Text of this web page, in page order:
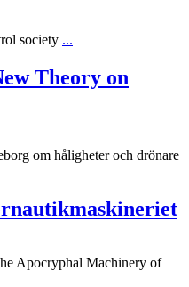
society ...
Theory on
om håligheter och drönare
Apocryphal Machinery of